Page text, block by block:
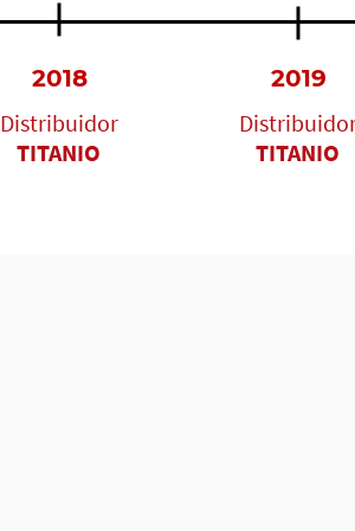
2018
Distribuidor
TITANIO
2019
TITANIO